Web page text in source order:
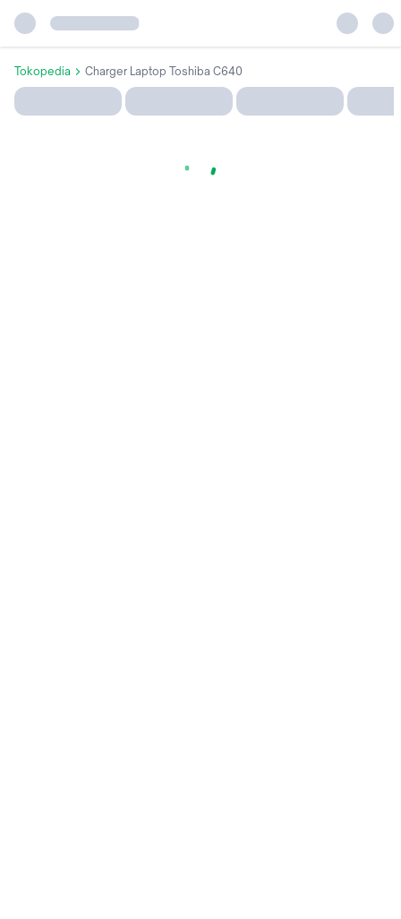
Tokopedia Charger Laptop Toshiba C640